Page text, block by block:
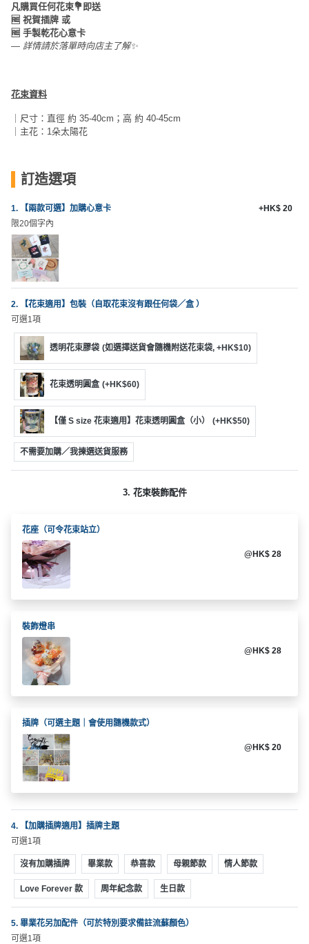
到
會
美
特
蛋
糕
束
及
花
藝
禮
品
訂
製
禮
物
場
地
佈
置
用
品
即
煮
系
列
會
及
拍
拖
餐
B
B
Q
地
新
奇
玩
樂
體
驗
t
y
聚
慶
日
拍
企
業
公
活
動
婚
禮
親
子
活
活
略
會
劃
會
知
社
時
間
神
器
侶
心
願
清
單
聯
關
凡購買任何花束💐即送
🆓 祝賀插牌 或
🆓 手製乾花心意卡
— 詳情請於落單時向店主了解✨
花束資料
｜尺寸：直徑 約 35-40cm；高 約 40-45cm
｜主花：1朵太陽花
訂造選項
1. 【兩款可選】加購心意卡
限20個字內
+HK$ 20
2. 【花束適用】包裝（自取花束沒有跟任何袋／盒 ）
可選1項
透明花束膠袋 (如選擇送貨會隨機附送花束袋, +HK$10)
花束透明圓盒 (+HK$60)
【僅 S size 花束適用】花束透明圓盒（小） (+HK$50)
不需要加購／我揀選送貨服務
3. 花束裝飾配件
花座（可令花束站立）
@HK$ 28
裝飾燈串
@HK$ 28
插牌（可選主題｜會使用隨機款式）
@HK$ 20
4. 【加購插牌適用】插牌主題
可選1項
沒有加購插牌 畢業款 恭喜款 母親節款 情人節款
Love Forever 款 周年紀念款 生日款
5. 畢業花另加配件（可於特別要求備註流蘇顏色）
可選1項